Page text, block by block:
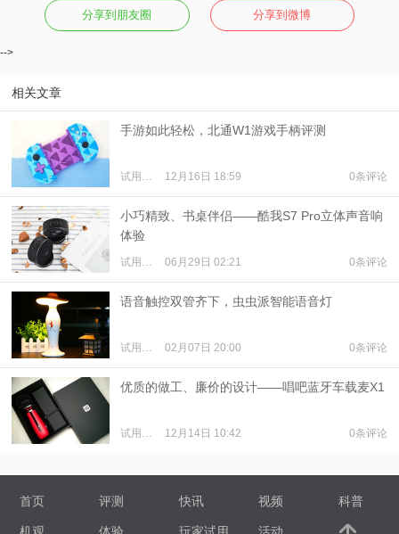
分享到朋友圈 分享到微博
-->
相关文章
手游如此轻松，北通W1游戏手柄评测
试用体验 12月16日 18:59 0条评论
小巧精致、书桌伴侣——酷我S7 Pro立体声音响
体验
试用体验 06月29日 02:21 0条评论
语音触控双管齐下，虫虫派智能语音灯
试用体验 02月07日 20:00 0条评论
优质的做工、廉价的设计——唱吧蓝牙车载麦X1
试用体验 12月14日 10:42 0条评论
首页 评测 快讯 视频 科普